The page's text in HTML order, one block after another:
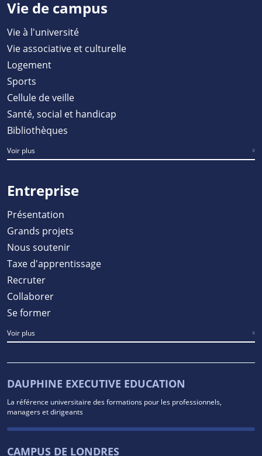
Vie de campus
Vie à l'université
Vie associative et culturelle
Logement
Sports
Cellule de veille
Santé, social et handicap
Bibliothèques
Voir plus
Entreprise
Présentation
Grands projets
Nous soutenir
Taxe d'apprentissage
Recruter
Collaborer
Se former
Voir plus
DAUPHINE EXECUTIVE EDUCATION
La référence universitaire des formations pour les professionnels,
managers et dirigeants
CAMPUS DE LONDRES